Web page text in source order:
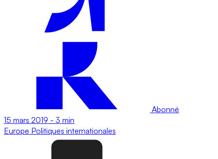
Abonné
15 mars 2019 - 3 min
Europe Politiques internationales